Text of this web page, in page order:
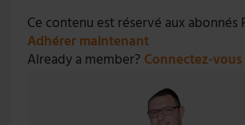
Ce contenu est réservé aux abonnés
Adhérer maintenant
Already a member? Connectez-vous